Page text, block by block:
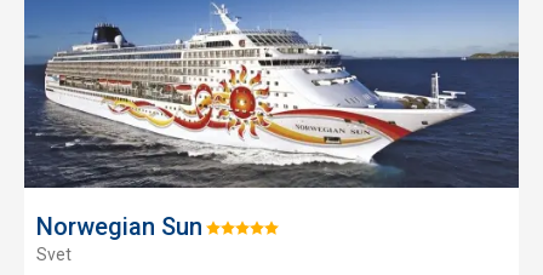
Norwegian Sun Hodnotenie:
Svet